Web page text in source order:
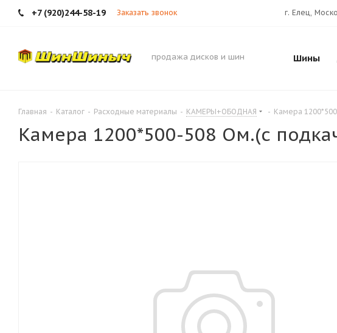
+7 (920)244-58-19 Заказать звонок г. Елец,
продажа дисков и шин Шины
Главная - Каталог - Расходные материалы - КАМЕРЫ+ОБОДНАЯ - Камера
Камера 1200*500-508 Ом.(с